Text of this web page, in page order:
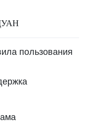
пользования